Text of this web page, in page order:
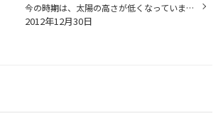
今の時期は、太陽の高さが低くなっています。直射日光が眩しく、 後部座席の方、特に小さいお子様には大きな疲労を与えてしまいます。 少しでも和らげたいなら、ウィンドゥフィルムはどうですか？ 最近のクルマはプライバシーガラスなど標準で色のついたものもありますが、 プライバシーガラスでも...
2012年12月30日